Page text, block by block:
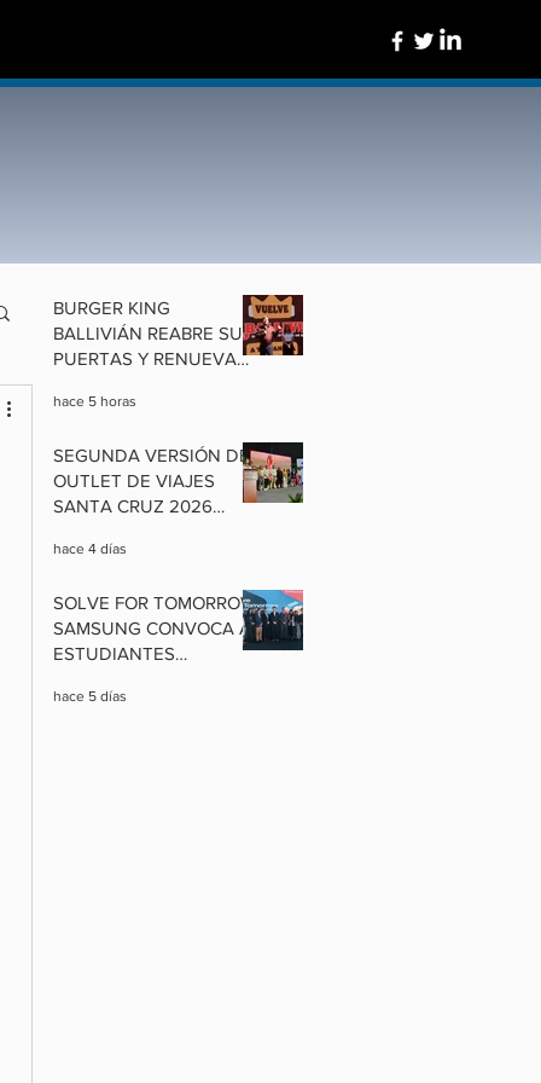
BURGER KING
BALLIVIÁN REABRE SUS
PUERTAS Y RENUEVA
COCHABAMBA
hace 5 horas
SEGUNDA VERSIÓN DEL
OUTLET DE VIAJES
SANTA CRUZ 2026
EXCLUSIVAS Y
INTERNACIONALES A
PRECIOS RÉCORD
hace 4 días
SOLVE FOR TOMORROW:
SAMSUNG CONVOCA A
ESTUDIANTES
TRANSFORMAR SUS
hace 5 días